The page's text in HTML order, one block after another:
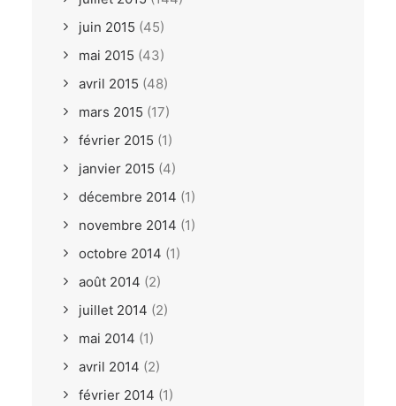
juin 2015 (45)
mai 2015 (43)
avril 2015 (48)
mars 2015 (17)
février 2015 (1)
janvier 2015 (4)
décembre 2014 (1)
novembre 2014 (1)
octobre 2014 (1)
août 2014 (2)
juillet 2014 (2)
mai 2014 (1)
avril 2014 (2)
février 2014 (1)